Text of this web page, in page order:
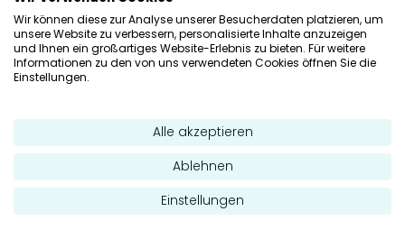
Wir können diese zur Analyse unserer Besucherdaten platzieren, um
unsere Website zu verbessern, personalisierte Inhalte anzuzeigen
und Ihnen ein großartiges Website-Erlebnis zu bieten. Für weitere
Informationen zu den von uns verwendeten Cookies öffnen Sie die
Einstellungen.
Alle akzeptieren
Ablehnen
Einstellungen